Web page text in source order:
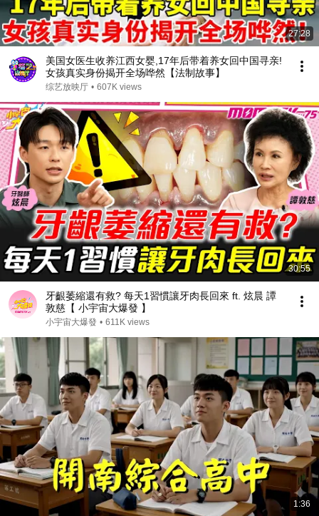
27:28
美国女医生收养江西女婴,17年后带着养女回中国寻亲!
女孩真实身份揭开全场哗然【法制故事】
综艺放映厅 • 607K views
30:55
牙齦萎縮還有救? 每天1習慣讓牙肉長回來 ft. 炫晨 譚
敦慈【 小宇宙大爆發 】
小宇宙大爆發 • 611K views
1:36